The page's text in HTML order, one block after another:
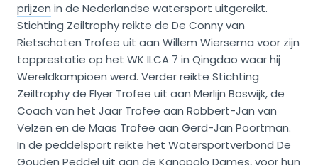
prijzen in de Nederlandse watersport uitgereikt.
Stichting Zeiltrophy reikte de De Conny van
Rietschoten Trofee uit aan Willem Wiersema voor zijn
topprestatie op het WK ILCA 7 in Qingdao waar hij
Wereldkampioen werd. Verder reikte Stichting
Zeiltrophy de Flyer Trofee uit aan Merlijn Boswijk, de
Coach van het Jaar Trofee aan Robbert-Jan van
Velzen en de Maas Trofee aan Gerd-Jan Poortman.
In de peddelsport reikte het Watersportverbond De
Gouden Peddel uit aan de Kanopolo Dames, voor hun